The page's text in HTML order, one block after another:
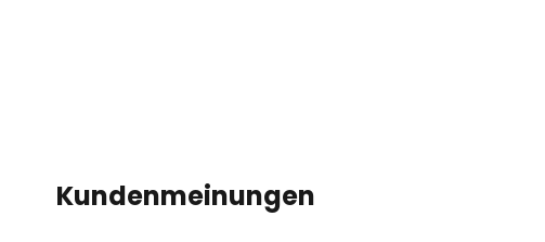
Kundenmeinungen